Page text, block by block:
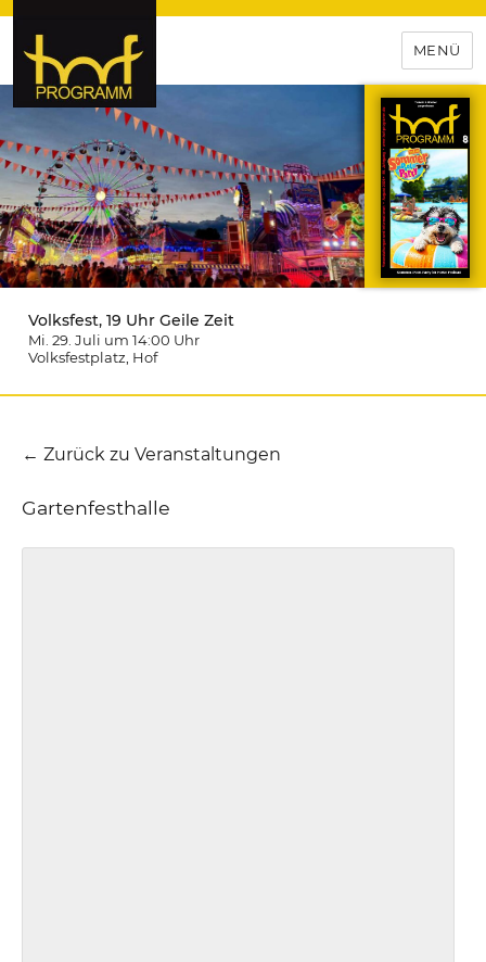
hof-programm – das
Veranstaltungsportal für
Hochfranken
MENÜ
Volksfest, 19 Uhr Geile Zeit
Mi. 29. Juli um 14:00 Uhr
Volksfestplatz , Hof
← Zurück zu Veranstaltungen
Gartenfesthalle